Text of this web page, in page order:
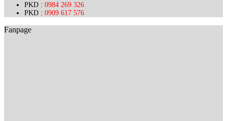
PKD : 0984 269 326
PKD : 0909 617 576
Fanpage